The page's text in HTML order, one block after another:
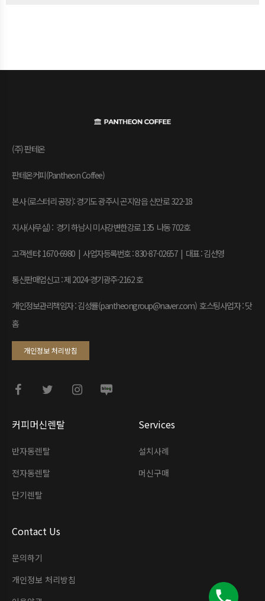
커피머신렌탈
반자동렌탈
전자동렌탈
단기렌탈
Services
설치사례
머신구매
Contact Us
문의하기
개인정보 처리방침
(주) 판테온
판테온커피(Pantheon Coffee)
본사 (로스터리 공장): 경기도 광주시 곤지암읍 신만로 322-18
지사(사무실) : 경기 하남시 미사강변한강로 135 나동 702호
고객센터: 1670-6980 | 사업자등록번호 : 830-87-02657 | 대표 : 김선영
통신판매업신고 : 제 2024-경기광주-2162 호
개인정보관리책임자 : 김성률(pantheongroup@naver.com) 호스팅사업자 : 닷
홈
개인정보 처리방침